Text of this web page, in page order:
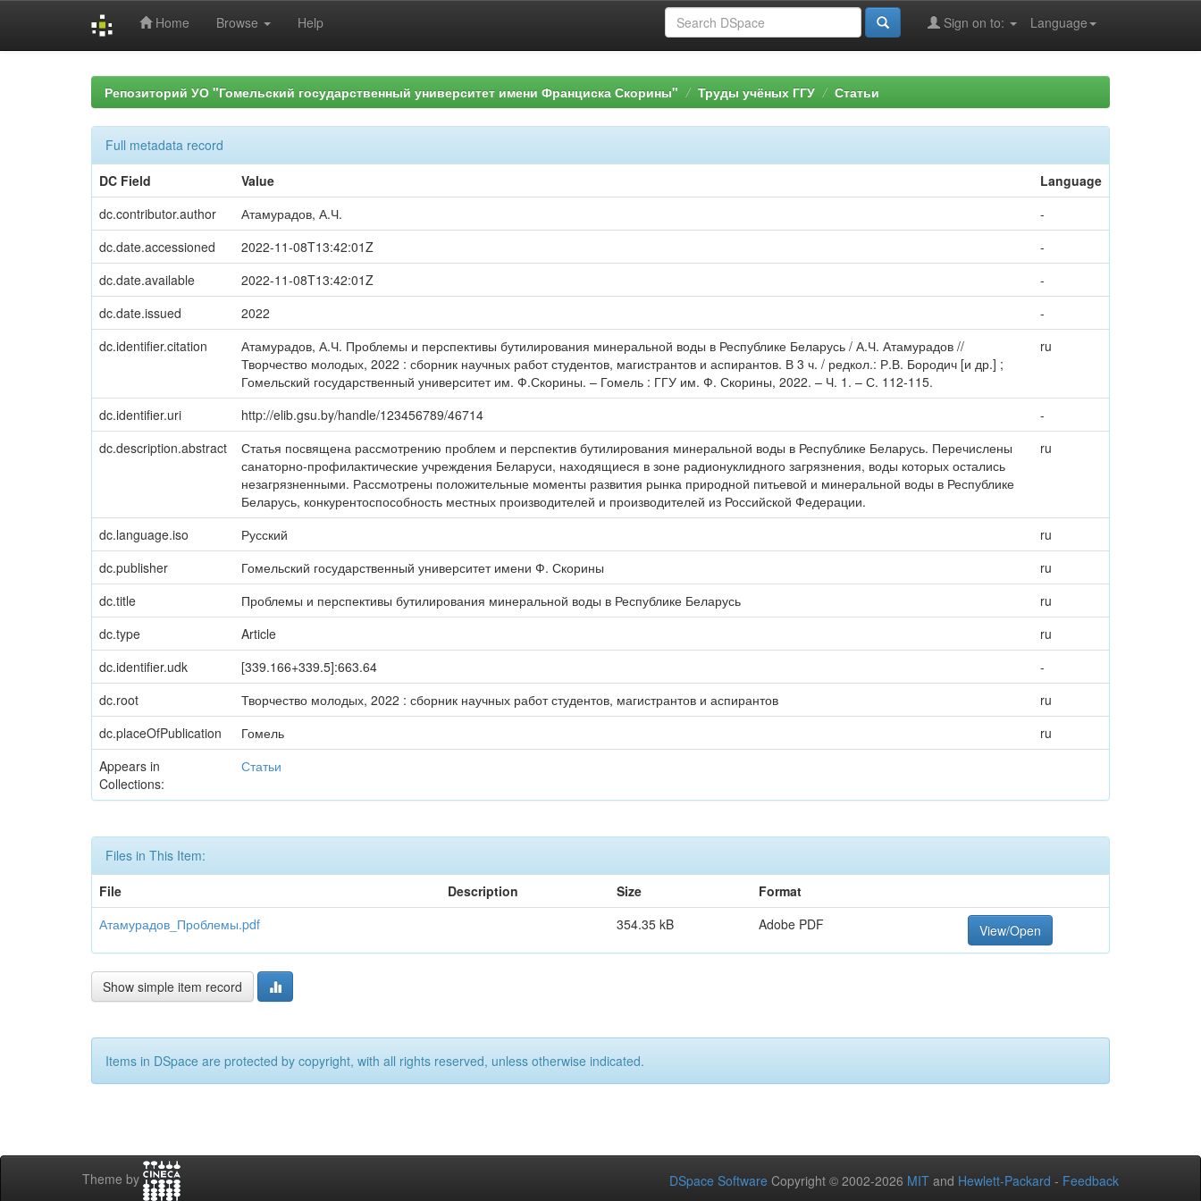
Home Browse Help Language
Sign on to:
Репозиторий УО "Гомельский государственный университет имени Франциска Скорины" Труды учёных ГГУ Статьи
Full metadata record
DC Field
Value
Language
dc.contributor.author
Атамурадов, А.Ч.
-
dc.date.accessioned
2022-11-08T13:42:01Z
-
dc.date.available
2022-11-08T13:42:01Z
-
dc.date.issued
2022
-
dc.identifier.citation
Атамурадов, А.Ч. Проблемы и перспективы бутилирования минеральной воды в Республике Беларусь / А.Ч. Атамурадов //
Творчество молодых, 2022 : сборник научных работ студентов, магистрантов и аспирантов. В 3 ч. / редкол.: Р.В. Бородич [и др.] ;
Гомельский государственный университет им. Ф.Скорины. – Гомель : ГГУ им. Ф. Скорины, 2022. – Ч. 1. – С. 112-115.
ru
dc.identifier.uri http://elib.gsu.by/handle/123456789/46714
-
dc.description.abstract
Статья посвящена рассмотрению проблем и перспектив бутилирования минеральной воды в Республике Беларусь. Перечислены
санаторно-профилактические учреждения Беларуси, находящиеся в зоне радионуклидного загрязнения, воды которых остались
незагрязненными. Рассмотрены положительные моменты развития рынка природной питьевой и минеральной воды в Республике
Беларусь, конкурентоспособность местных производителей и производителей из Российской Федерации.
ru
dc.language.iso Русский
ru
dc.publisher
Гомельский государственный университет имени Ф. Скорины
ru
dc.title
Проблемы и перспективы бутилирования минеральной воды в Республике Беларусь
ru
dc.type
Article
ru
dc.identifier.udk
[339.166+339.5]:663.64
-
dc.root
Творчество молодых, 2022 : сборник научных работ студентов, магистрантов и аспирантов
ru
dc.placeOfPublication
Гомель
ru
Appears in
Collections:
Статьи
Files in This Item:
File
Description Size
Format
Атамурадов_Проблемы.pdf
354.35 kB Adobe PDF View/Open
Show simple item record
Items in DSpace are protected by copyright, with all rights reserved, unless otherwise indicated.
Theme by DSpace Software Copyright © 2002-2026 MIT and Hewlett-Packard - Feedback